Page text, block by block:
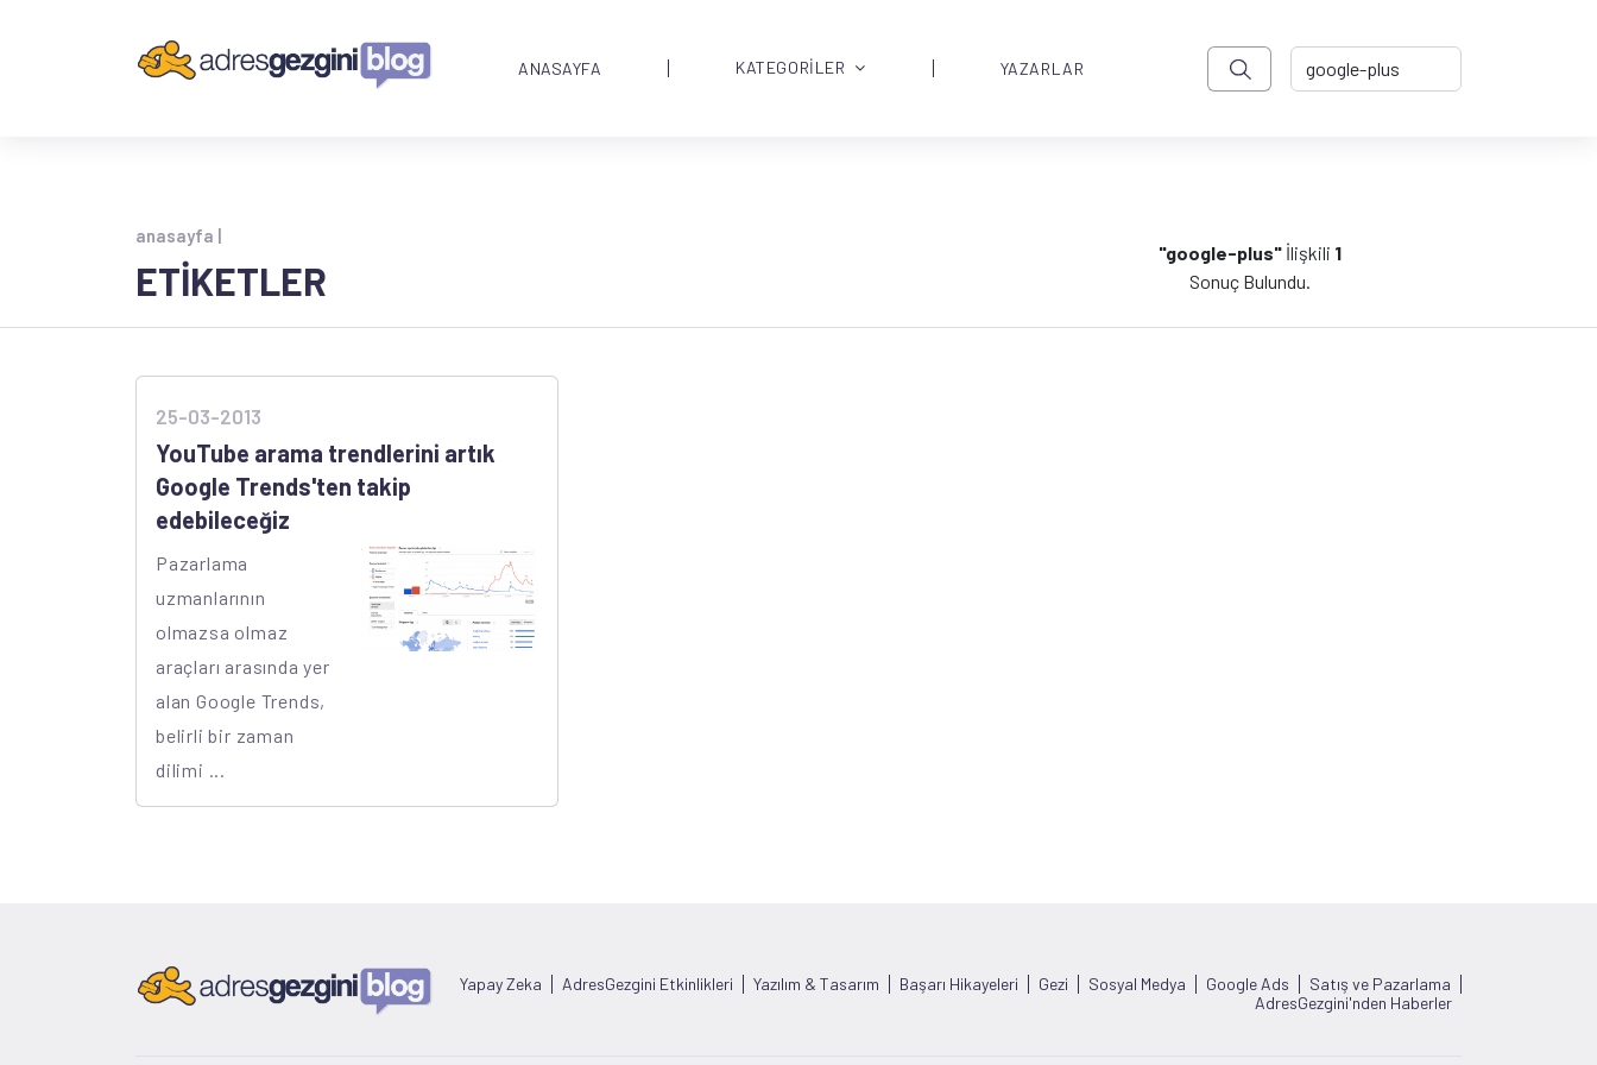
ANASAYFA KATEGORİLER YAZARLAR
anasayfa |
ETİKETLER
"google-plus" İlişkili 1
Sonuç Bulundu.
25-03-2013
YouTube arama trendlerini artık
Google Trends'ten takip
edebileceğiz
Pazarlama
uzmanlarının
olmazsa olmaz
araçları arasında yer
alan Google Trends,
belirli bir zaman
dilimi ...
Yapay Zeka AdresGezgini Etkinlikleri Yazılım & Tasarım Başarı Hikayeleri Gezi Sosyal Medya Google Ads
Satış ve Pazarlama
AdresGezgini'nden Haberler